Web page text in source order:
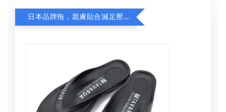
日本品牌拖，親膚貼合減足壓，超值加購75折！